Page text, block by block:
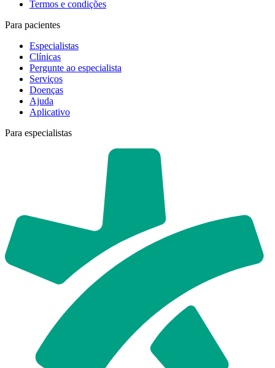
Termos e condições
Para pacientes
Especialistas
Clínicas
Pergunte ao especialista
Serviços
Doenças
Ajuda
Aplicativo
Para especialistas